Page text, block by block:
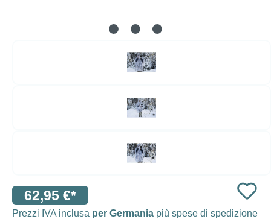
62,95 €*
Prezzi IVA inclusa per Germania più spese di spedizione